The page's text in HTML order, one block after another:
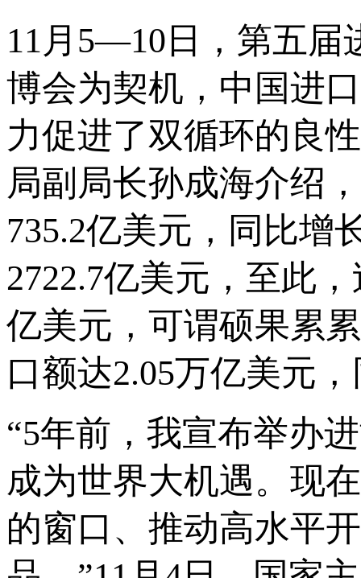
11月5—10日，第五届
博会为契机，中国进
力促进了双循环的良
局副局长孙成海介绍
735.2亿美元，同比增
2722.7亿美元，至此
亿美元，可谓硕果累
口额达2.05万亿美元
“5年前，我宣布举办
成为世界大机遇。现
的窗口、推动高水平